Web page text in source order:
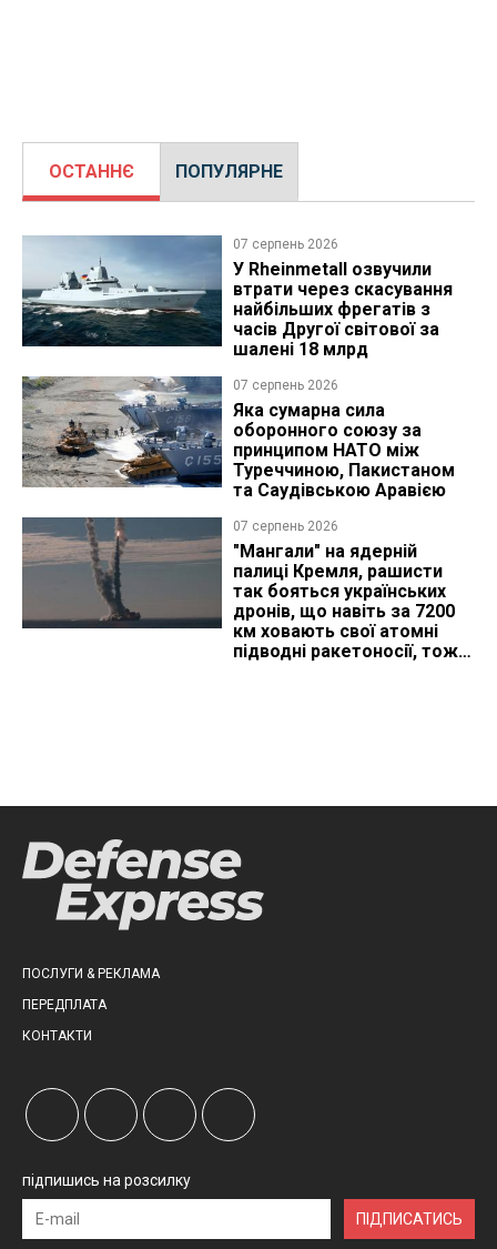
ОСТАННЄ ПОПУЛЯРНЕ
07 серпень 2026
У Rheinmetall озвучили
втрати через скасування
найбільших фрегатів з
часів Другої світової за
шалені 18 млрд
07 серпень 2026
Яка сумарна сила
оборонного союзу за
принципом НАТО між
Туреччиною, Пакистаном
та Саудівською Аравією
07 серпень 2026
"Мангали" на ядерній
палиці Кремля, рашисти
так бояться українських
дронів, що навіть за 7200
км ховають свої атомні
підводні ракетоносії, тож
ПОСЛУГИ & РЕКЛАМА
ПЕРЕДПЛАТА
КОНТАКТИ
підпишись на розсилку
ПІДПИСАТИСЬ